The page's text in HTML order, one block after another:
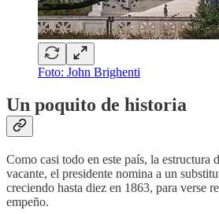
Foto: John Brighenti
Un poquito de historia
Como casi todo en este país, la
vacante, el presidente nomina a un
creciendo hasta diez en 1863, para verse
empeño.